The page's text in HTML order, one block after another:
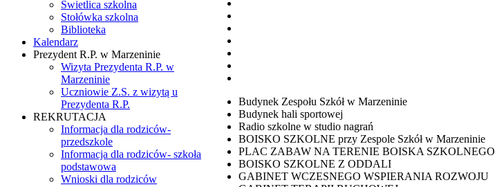
Budynek Zespołu Szkół w Marzeninie
Budynek hali sportowej
Radio szkolne w studio nagrań
BOISKO SZKOLNE przy Zespole Szkół w Marzeninie
PLAC ZABAW NA TERENIE BOISKA SZKOLNEGO
BOISKO SZKOLNE Z ODDALI
GABINET WCZESNEGO WSPIERANIA ROZWOJU
Świetlica szkolna
Stołówka szkolna
Biblioteka
Kalendarz
Prezydent R.P. w Marzeninie
Wizyta Prezydenta R.P. w
Marzeninie
Uczniowie Z.S. z wizytą u
Prezydenta R.P.
REKRUTACJA
Informacja dla rodziców-
przedszkole
Informacja dla rodziców- szkoła
podstawowa
Wnioski dla rodziców